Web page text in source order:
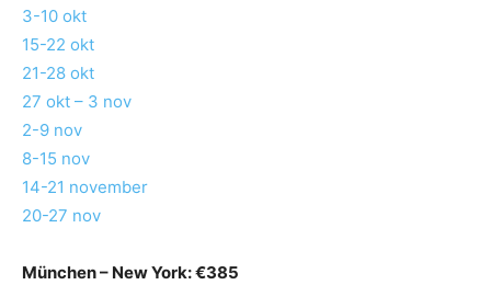
3-10 okt
15-22 okt
21-28 okt
27 okt – 3 nov
2-9 nov
8-15 nov
14-21 november
20-27 nov
München– New York: €385